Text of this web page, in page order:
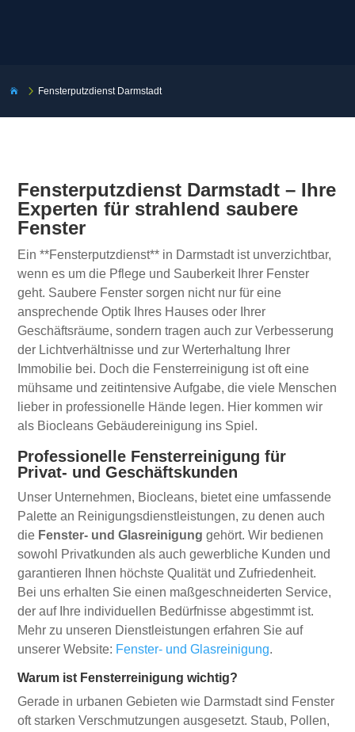
 5 Fensterputzdienst Darmstadt
Fensterputzdienst Darmstadt – Ihre
Experten für strahlend saubere
Fenster
Ein **Fensterputzdienst** in Darmstadt ist unverzichtbar,
wenn es um die Pflege und Sauberkeit Ihrer Fenster
geht. Saubere Fenster sorgen nicht nur für eine
ansprechende Optik Ihres Hauses oder Ihrer
Geschäftsräume, sondern tragen auch zur Verbesserung
der Lichtverhältnisse und zur Werterhaltung Ihrer
Immobilie bei. Doch die Fensterreinigung ist oft eine
mühsame und zeitintensive Aufgabe, die viele Menschen
lieber in professionelle Hände legen. Hier kommen wir
als Biocleans Gebäudereinigung ins Spiel.
Professionelle Fensterreinigung für
Privat- und Geschäftskunden
Unser Unternehmen, Biocleans, bietet eine umfassende
Palette an Reinigungsdienstleistungen, zu denen auch
die Fenster- und Glasreinigung gehört. Wir bedienen
sowohl Privatkunden als auch gewerbliche Kunden und
garantieren Ihnen höchste Qualität und Zufriedenheit.
Bei uns erhalten Sie einen maßgeschneiderten Service,
der auf Ihre individuellen Bedürfnisse abgestimmt ist.
Mehr zu unseren Dienstleistungen erfahren Sie auf
unserer Website: Fenster- und Glasreinigung.
Warum ist Fensterreinigung wichtig?
Gerade in urbanen Gebieten wie Darmstadt sind Fenster
oft starken Verschmutzungen ausgesetzt. Staub, Pollen,